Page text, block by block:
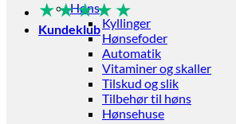
Høns
Kyllinger
Hønsefoder
Automatik
Vitaminer og skaller
Tilskud og slik
Tilbehør til høns
Hønsehuse
★★★★ ★
Kundeklub